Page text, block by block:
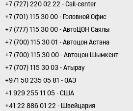
+7 (727) 220 02 22 - Call-center
+7 (701) 115 30 00 - Головной Офис
+7 (777) 115 30 00 - АвтоЦОН Саялы
+7 (700) 115 30 01 - Автоцон Астана
+7 (700) 115 30 00 - Автоцон Шымкент
+7 (707) 115 30 03 - Атырау
+971 50 235 05 81 - ОАЭ
+1 929 255 11 05 - США
+41 22 886 01 22 - Швейцария